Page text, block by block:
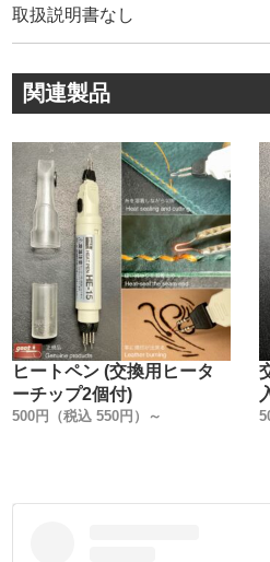
久性は折り紙付きです。
縫い終わりをライターであぶっ
来るので便利です。
・
#0 太さ60mm/ 高さ78mm
#1 太さ48mm/ 高さ48mm
#5 太さ48mm/ 高さ48mm
・
③糸の詳細です。
番手/ 糸外径/ 糸全長/ 色数
・
#0/ 0.8mm/ 90m(小巻)・1150m(
#1/ 0.7mm/ 60m(小巻)・600m(
#5/ 0.55mm/ 90m(小巻)・1000m(
取扱説明書なし
関連製品
ヒートペン (交換用ヒータ
ーチップ2個付)
500円（税込 550円）～